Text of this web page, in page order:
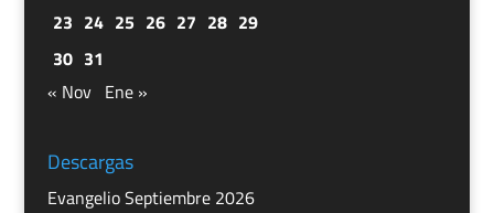
23 24 25 26 27 28 29
30 31
« Nov Ene »
Descargas
Evangelio Septiembre 2026